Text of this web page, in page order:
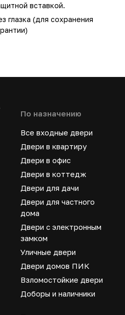
вставкой.
глазка (для сохранения
По назначению
Все входные двери
Двери в квартиру
Двери в офис
Двери в коттедж
Двери для дачи
Двери для частного
дома
Двери с электронным
замком
Уличные двери
Двери домов ПИК
Взломостойкие двери
Доборы и наличники